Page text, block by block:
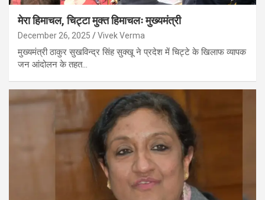
मेरा हिमाचल, चिट्टा मुक्त हिमाचलः मुख्यमंत्री
December 26, 2025 Vivek Verma
मुख्यमंत्री ठाकुर सुखविन्द्र सिंह सुक्खू ने प्रदेश में चिट्टे के खिलाफ व्यापक
जन आंदोलन के तहत…